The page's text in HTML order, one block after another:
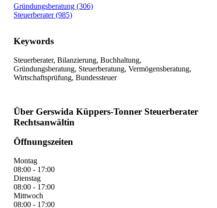
Gründungsberatung (306)
Steuerberater (985)
Keywords
Steuerberater, Bilanzierung, Buchhaltung,
Gründungsberatung, Steuerberatung, Vermögensberatung,
Wirtschaftsprüfung, Bundessteuer
Über Gerswida Küppers-Tonner Steuerberater
Rechtsanwältin
Öffnungszeiten
Montag
08:00 - 17:00
Dienstag
08:00 - 17:00
Mittwoch
08:00 - 17:00